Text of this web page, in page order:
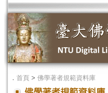
． 首頁 > 佛學著者規範資料庫